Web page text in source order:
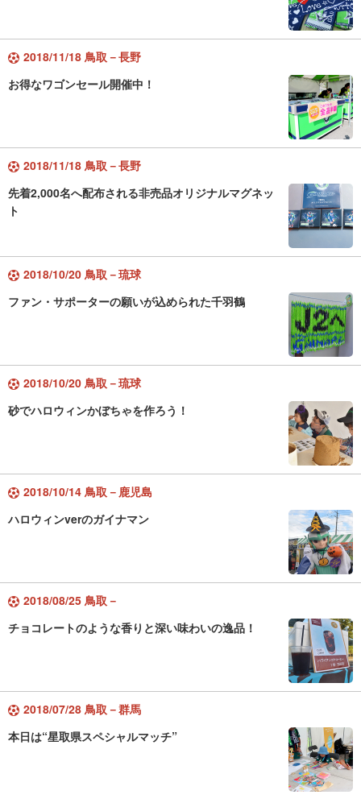
2018/11/18 鳥取－長野
お得なワゴンセール開催中！
2018/11/18 鳥取－長野
先着2,000名へ配布される非売品オリジナルマグネッ
ト
2018/10/20 鳥取－琉球
ファン・サポーターの願いが込められた千羽鶴
2018/10/20 鳥取－琉球
砂でハロウィンかぼちゃを作ろう！
2018/10/14 鳥取－鹿児島
ハロウィンverのガイナマン
2018/08/25 鳥取－
チョコレートのような香りと深い味わいの逸品！
2018/07/28 鳥取－群馬
本日は“星取県スペシャルマッチ”